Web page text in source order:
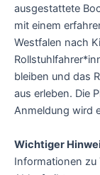
ausgestattete
mit einem
Westfalen nach
bleiben und das
aus erleben. Die
Anmeldung wird
Wichtiger
Informationen zu